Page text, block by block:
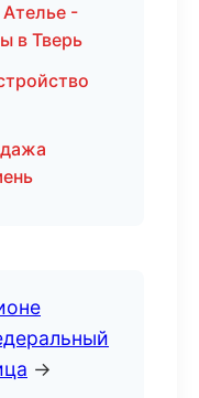
-
в Тверь
→